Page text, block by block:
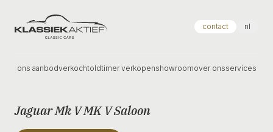
Klassiek Aktief contact nl
ons aanbodverkochtoldtimer verkopenshowroomover onsservices
Jaguar Mk V MK V Saloon